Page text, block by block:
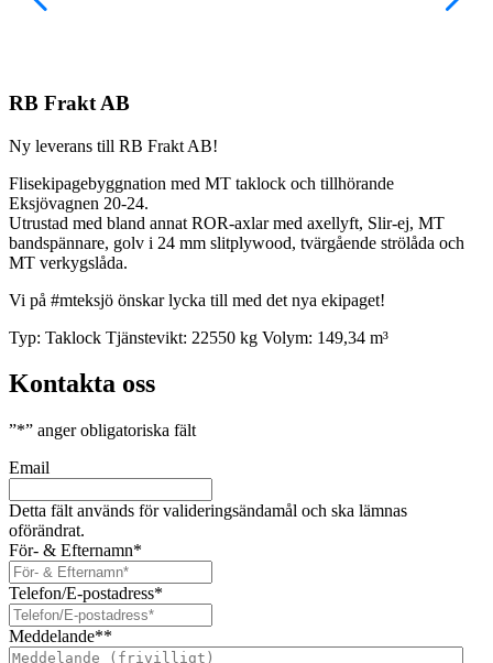
RB Frakt AB
Ny leverans till RB Frakt AB!
Flisekipagebyggnation med MT taklock och tillhörande
Eksjövagnen 20-24.
Utrustad med bland annat ROR-axlar med axellyft, Slir-ej, MT
bandspännare, golv i 24 mm slitplywood, tvärgående strölåda och
MT verkygslåda.
Vi på #mteksjö önskar lycka till med det nya ekipaget!
Typ: Taklock Tjänstevikt: 22550 kg Volym: 149,34 m³
Kontakta oss
”*” anger obligatoriska fält
Email
Detta fält används för valideringsändamål och ska lämnas
oförändrat.
För- & Efternamn*
Telefon/E-postadress*
Meddelande**